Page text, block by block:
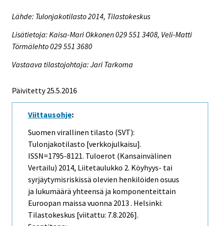
Lähde: Tulonjakotilasto 2014, Tilastokeskus
Lisätietoja: Kaisa-Mari Okkonen 029 551 3408, Veli-Matti
Törmälehto 029 551 3680
Vastaava tilastojohtaja: Jari Tarkoma
Päivitetty 25.5.2016
Viittausohje:
Suomen virallinen tilasto (SVT):
Tulonjakotilasto [verkkojulkaisu].
ISSN=1795-8121. Tuloerot (kansainvälinen
Vertailu) 2014, Liitetaulukko 2. Köyhyys- tai
syrjäytymisriskissä olevien henkilöiden osuus
ja lukumäärä yhteensä ja komponenteittain
Euroopan maissa vuonna 2013 . Helsinki:
Tilastokeskus [viitattu: 7.8.2026].